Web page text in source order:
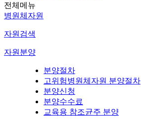
전체메뉴
병원체자원
자원검색
자원분양
분양절차
고위험병원체자원 분양절차
분양신청
분양수수료
교육용 참조균주 분양